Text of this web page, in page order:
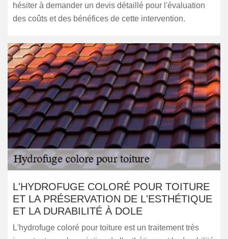
hésiter à demander un devis détaillé pour l'évaluation
des coûts et des bénéfices de cette intervention.
L'HYDROFUGE COLORÉ POUR TOITURE
ET LA PRÉSERVATION DE L'ESTHÉTIQUE
ET LA DURABILITÉ À DOLE
L'hydrofuge coloré pour toiture est un traitement très